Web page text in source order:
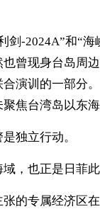
剑-2024A”和“海
曾现身台岛周
演训的一部分
焦台湾岛以东海
独立行动。
，也正是日菲
张的专属经济区